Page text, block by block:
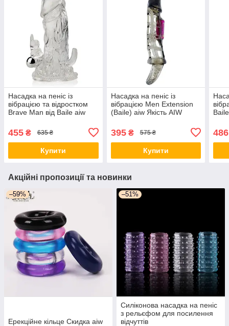
Насадка на пеніс із
вібрацією та відростком
Brave Man від Baile aiw
455 ₴ 635 ₴
Купити
Насадка на пеніс із
вібрацією Men Extension
(Baile) aiw Якість AIW
395₴ 575 ₴
Купити
486
Акційні пропозиції та новинки
–59%
Ерекційне кільце Скидка aiw
–51%
Силіконова насадка на пеніс
з рельєфом для посилення
відчуттів